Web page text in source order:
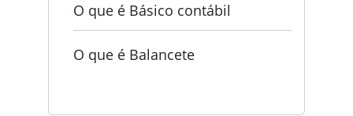
O que é Básico contábil
O que é Balancete